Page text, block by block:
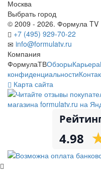
Москва
Выбрать город
© 2009 - 2026. Формула TV
+7 (495) 929-70-22
info@formulatv.ru
Компания
ФормулаТВОбзорыКарьера
конфиденциальности
Карта сайта
4.98